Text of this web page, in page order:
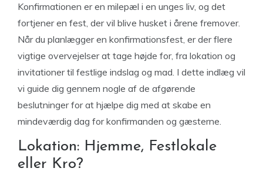
Konfirmationen er en milepæl i en unges liv, og det
fortjener en fest, der vil blive husket i årene fremover.
Når du planlægger en konfirmationsfest, er der flere
vigtige overvejelser at tage højde for, fra lokation og
invitationer til festlige indslag og mad. I dette indlæg vil
vi guide dig gennem nogle af de afgørende
beslutninger for at hjælpe dig med at skabe en
mindeværdig dag for konfirmanden og gæsterne.
Lokation: Hjemme, Festlokale
eller Kro?